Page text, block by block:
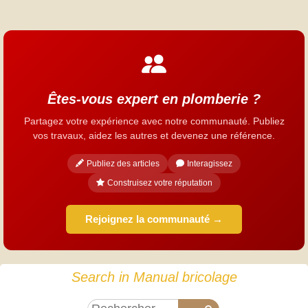
Êtes-vous expert en plomberie ?
Partagez votre expérience avec notre communauté. Publiez
vos travaux, aidez les autres et devenez une référence.
Publiez des articles
Interagissez
Construisez votre réputation
Rejoignez la communauté →
Search in Manual bricolage